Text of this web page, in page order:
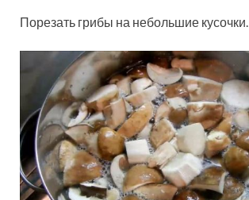
Порезать грибы на небольшие кусочки.